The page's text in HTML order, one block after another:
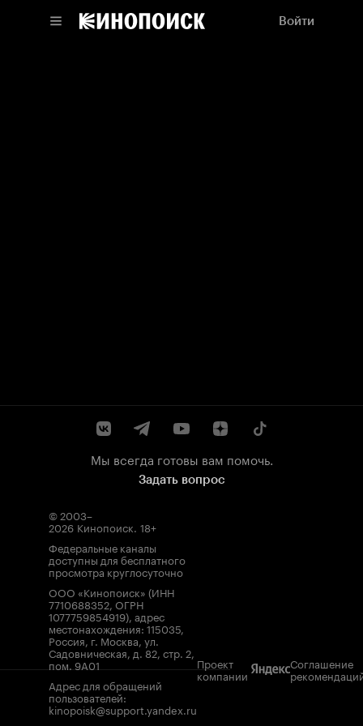
Войти
Мы всегда готовы вам помочь.
Задать вопрос
© 2003–
2026 Кинопоиск. 18+
Федеральные каналы
доступны для бесплатного
просмотра круглосуточно
ООО «Кинопоиск» (ИНН
7710688352, ОГРН
1077759854919), адрес
местонахождения: 115035,
Россия, г. Москва, ул.
Садовническая, д. 82, стр. 2,
пом. 9А01
Адрес для обращений
пользователей:
kinopoisk@support.yandex.ru
Проект
компании
Соглашение